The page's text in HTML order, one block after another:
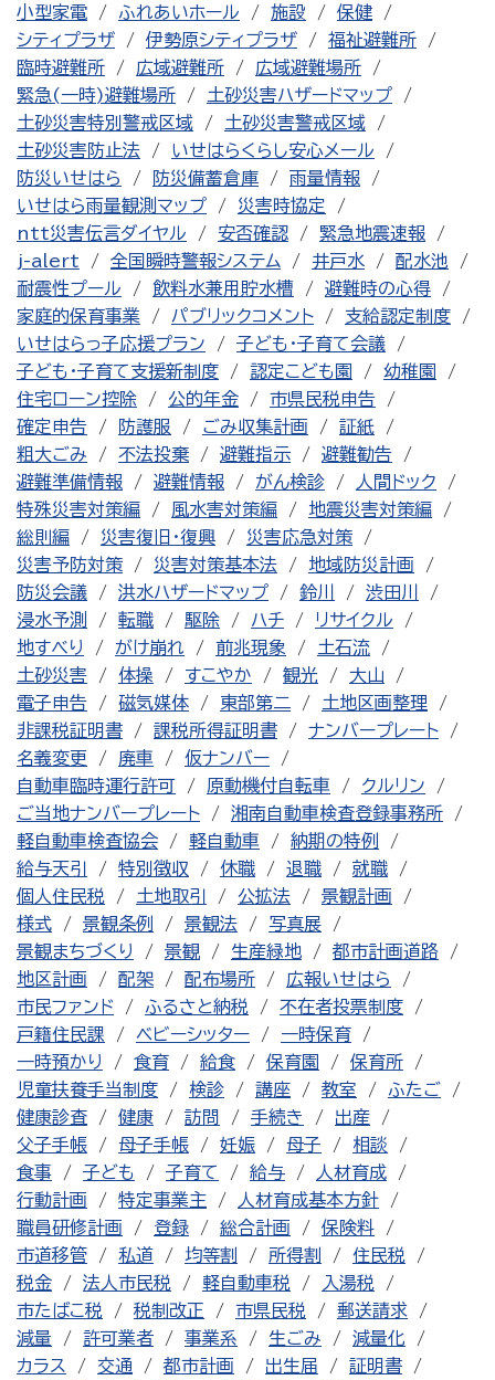
小型家電 ふれあいホール 施設
保健
シティプラザ
伊勢原シティプラザ
福祉避難所
臨時避難所
広域避難所
広域避難場所
緊急(一時)避難場所
土砂災害ハザードマップ
土砂災害特別警戒区域
土砂災害警戒区域
土砂災害防止法
いせはらくらし安心メール
防災いせはら
防災備蓄倉庫
雨量情報
いせはら雨量観測マップ
災害時協定
ntt災害伝言ダイヤル
安否確認
緊急地震速報
j-alert
全国瞬時警報システム 井戸水
配水池
耐震性プール
飲料水兼用貯水槽
避難時の心得
家庭的保育事業
パブリックコメント
支給認定制度
いせはらっ子応援プラン
子ども・子育て会議
子ども・子育て支援新制度
認定こども園
幼稚園
住宅ローン控除
公的年金
市県民税申告
確定申告
防護服 ごみ収集計画
証紙
粗大ごみ
不法投棄 避難指示
避難勧告
避難準備情報
避難情報 がん検診
人間ドック
特殊災害対策編
風水害対策編
地震災害対策編
総則編
災害復旧・復興
災害応急対策
災害予防対策
災害対策基本法
地域防災計画
防災会議
洪水ハザードマップ 鈴川
渋田川
浸水予測
転職 駆除 ハチ
リサイクル
地すべり
がけ崩れ 前兆現象
土石流
土砂災害
体操 すこやか 観光
大山
電子申告
磁気媒体 東部第二
土地区画整理
非課税証明書
課税所得証明書
ナンバープレート
名義変更
廃車
仮ナンバー
自動車臨時運行許可
原動機付自転車
クルリン
ご当地ナンバープレート
湘南自動車検査登録事務所
軽自動車検査協会
軽自動車
納期の特例
給与天引
特別徴収 休職 退職
就職
個人住民税
土地取引 公拡法
景観計画
様式
景観条例 景観法
写真展
景観まちづくり
景観 生産緑地
都市計画道路
地区計画
配架 配布場所
広報いせはら
市民ファンド
ふるさと納税
不在者投票制度
戸籍住民課
ベビーシッター
一時保育
一時預かり
食育 給食 保育園
保育所
児童扶養手当制度
検診 講座 教室
ふたご
健康診査
健康 訪問 手続き
出産
父子手帳
母子手帳 妊娠 母子
相談
食事
子ども 子育て 給与
人材育成
行動計画
特定事業主
人材育成基本方針
職員研修計画
登録 総合計画
保険料
市道移管
私道 均等割 所得割
住民税
税金
法人市民税 軽自動車税
入湯税
市たばこ税
税制改正 市県民税
郵送請求
減量
許可業者 事業系 生ごみ
減量化
カラス
交通 都市計画 出生届
証明書